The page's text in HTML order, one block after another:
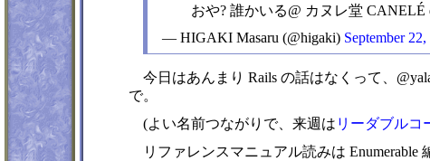
おや? 誰かいる@ カヌレ堂 CANELÉ
— HIGAKI Masaru (@higaki) September 22,
今日はあんまり Rails の話はなくって、
で。
(よい名前つながりで、来週は リーダブルコ
リファレンスマニュアル読みは